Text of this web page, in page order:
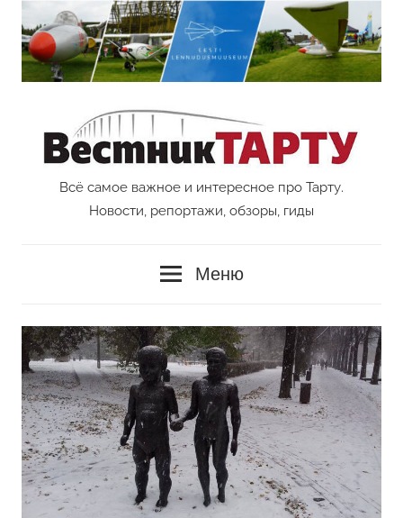
Перейти
содержимому
Vestnik
Всё самое важное и интересное про Тарту.
Новости, репортажи, обзоры, гиды
Меню